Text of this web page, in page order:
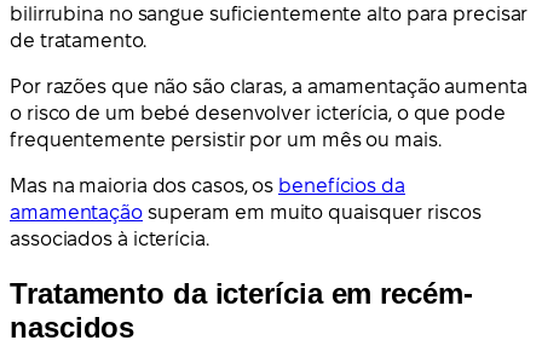
bilirrubina no sangue suficientemente alto para precisar
de tratamento.
Por razões que não são claras, a amamentação aumenta
o risco de um bebé desenvolver icterícia, o que pode
frequentemente persistir por um mês ou mais.
Mas na maioria dos casos, os benefícios da
amamentaçãosuperam em muito quaisquer riscos
associados à icterícia.
Tratamento da icterícia em recém-
nascidos